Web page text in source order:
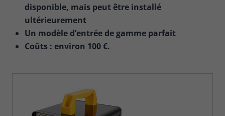
disponible, mais peut être installé
ultérieurement
Un modèle d’entrée de gamme parfait
Coûts : environ 100 €.